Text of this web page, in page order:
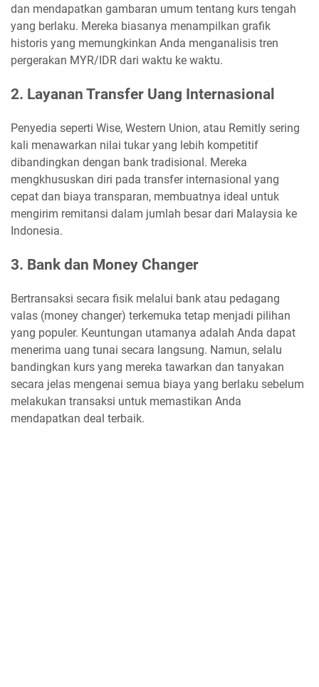
dan mendapatkan gambaran umum tentang kurs tengah
yang berlaku. Mereka biasanya menampilkan grafik
historis yang memungkinkan Anda menganalisis tren
pergerakan MYR/IDR dari waktu ke waktu.
2. Layanan Transfer Uang Internasional
Penyedia seperti Wise, Western Union, atau Remitly sering
kali menawarkan nilai tukar yang lebih kompetitif
dibandingkan dengan bank tradisional. Mereka
mengkhususkan diri pada transfer internasional yang
cepat dan biaya transparan, membuatnya ideal untuk
mengirim remitansi dalam jumlah besar dari Malaysia ke
Indonesia.
3. Bank dan Money Changer
Bertransaksi secara fisik melalui bank atau pedagang
valas (money changer) terkemuka tetap menjadi pilihan
yang populer. Keuntungan utamanya adalah Anda dapat
menerima uang tunai secara langsung. Namun, selalu
bandingkan kurs yang mereka tawarkan dan tanyakan
secara jelas mengenai semua biaya yang berlaku sebelum
melakukan transaksi untuk memastikan Anda
mendapatkan deal terbaik.